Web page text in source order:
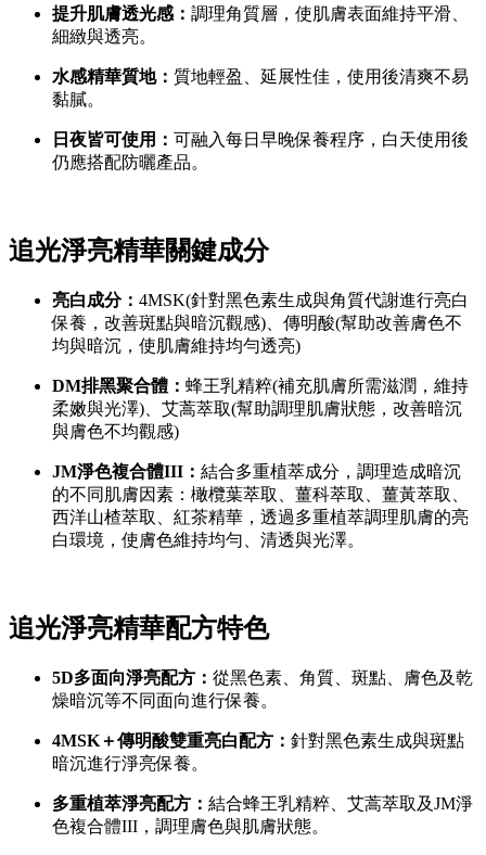
提升肌膚透光感： 調理角質層，使肌膚表面維持平滑、
細緻與透亮。
水感精華質地： 質地輕盈、延展性佳，使用後清爽不易
黏膩。
日夜皆可使用： 可融入每日早晚保養程序，白天使用後
仍應搭配防曬產品。
追光淨亮精華關鍵成分
亮白成分： 4MSK(針對黑色素生成與角質代謝進行亮白
保養，改善斑點與暗沉觀感)、傳明酸(幫助改善膚色不
均與暗沉，使肌膚維持均勻透亮)
DM排黑聚合體： 蜂王乳精粹(補充肌膚所需滋潤，維持
柔嫩與光澤)、艾蒿萃取(幫助調理肌膚狀態，改善暗沉
與膚色不均觀感)
JM淨色複合體III： 結合多重植萃成分，調理造成暗沉
的不同肌膚因素：橄欖葉萃取、薑科萃取、薑黃萃取、
西洋山楂萃取、紅茶精華，透過多重植萃調理肌膚的亮
白環境，使膚色維持均勻、清透與光澤。
追光淨亮精華配方特色
5D多面向淨亮配方： 從黑色素、角質、斑點、膚色及乾
燥暗沉等不同面向進行保養。
4MSK＋傳明酸雙重亮白配方： 針對黑色素生成與斑點
暗沉進行淨亮保養。
多重植萃淨亮配方： 結合蜂王乳精粹、艾蒿萃取及JM淨
色複合體III，調理膚色與肌膚狀態。